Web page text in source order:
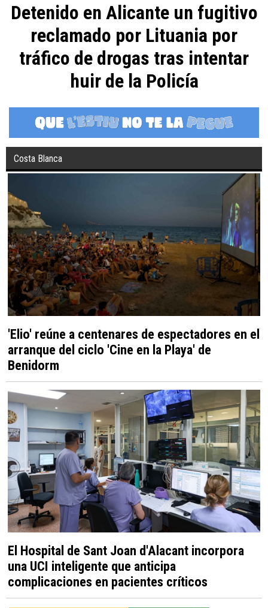
Detenido en Alicante un fugitivo
reclamado por Lituania por
tráfico de drogas tras intentar
huir de la Policía
Costa Blanca
'Elio' reúne a centenares de espectadores en el
arranque del ciclo 'Cine en la Playa' de
Benidorm
El Hospital de Sant Joan d'Alacant incorpora
una UCI inteligente que anticipa
complicaciones en pacientes críticos